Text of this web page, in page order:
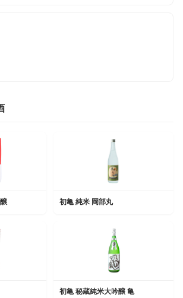
初亀 純米 岡部丸
初亀 秘蔵純米大吟醸 亀